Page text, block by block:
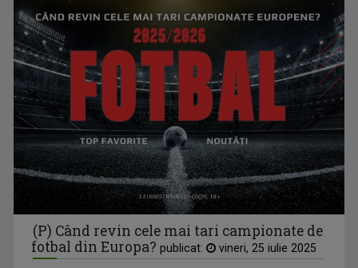
TVR Sport transmite în direct semifinalele și finalele
Campionatelor Europene de canotaj de la Varese
(P) Când revin cele mai tari campionate de
fotbal din Europa? publicat: vineri, 25 iulie 2025